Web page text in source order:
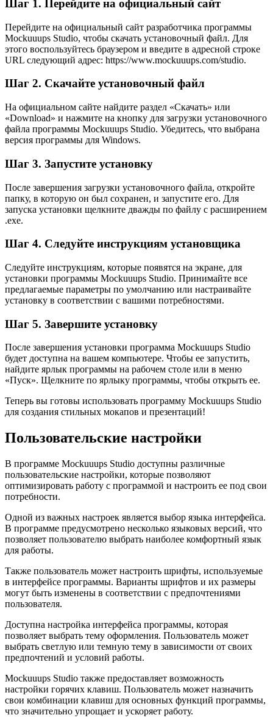
Шаг 1. Перейдите на официальный сайт
Перейдите на официальный сайт разработчика программы
Mockuuups Studio, чтобы скачать установочный файл. Для
этого воспользуйтесь браузером и введите в адресной строке
URL следующий адрес: https://www.mockuuups.com/studio.
Шаг 2. Скачайте установочный файл
На официальном сайте найдите раздел «Скачать» или
«Download» и нажмите на кнопку для загрузки установочного
файла программы Mockuuups Studio. Убедитесь, что выбрана
версия программы для Windows.
Шаг 3. Запустите установку
После завершения загрузки установочного файла, откройте
папку, в которую он был сохранен, и запустите его. Для
запуска установки щелкните дважды по файлу с расширением
.exe.
Шаг 4. Следуйте инструкциям установщика
Следуйте инструкциям, которые появятся на экране, для
установки программы Mockuuups Studio. Принимайте все
предлагаемые параметры по умолчанию или настраивайте
установку в соответствии с вашими потребностями.
Шаг 5. Завершите установку
После завершения установки программа Mockuuups Studio
будет доступна на вашем компьютере. Чтобы ее запустить,
найдите ярлык программы на рабочем столе или в меню
«Пуск». Щелкните по ярлыку программы, чтобы открыть ее.
Теперь вы готовы использовать программу Mockuuups Studio
для создания стильных мокапов и презентаций!
Пользовательские настройки
В программе Mockuuups Studio доступны различные
пользовательские настройки, которые позволяют
оптимизировать работу с программой и настроить ее под свои
потребности.
Одной из важных настроек является выбор языка интерфейса.
В программе предусмотрено несколько языковых версий, что
позволяет пользователю выбрать наиболее комфортный язык
для работы.
Также пользователь может настроить шрифты, используемые
в интерфейсе программы. Варианты шрифтов и их размеры
могут быть изменены в соответствии с предпочтениями
пользователя.
Доступна настройка интерфейса программы, которая
позволяет выбрать тему оформления. Пользователь может
выбрать светлую или темную тему в зависимости от своих
предпочтений и условий работы.
Mockuuups Studio также предоставляет возможность
настройки горячих клавиш. Пользователь может назначить
свои комбинации клавиш для основных функций программы,
что значительно упрощает и ускоряет работу.